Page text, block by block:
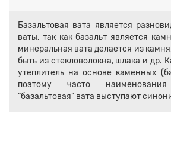
Базальтовая вата является
ваты, так как базальт является
минеральная вата делается из
быть из стекловолокна, шлака и др.
утеплитель на основе каменных
поэтому часто
“базальтовая” вата выступают